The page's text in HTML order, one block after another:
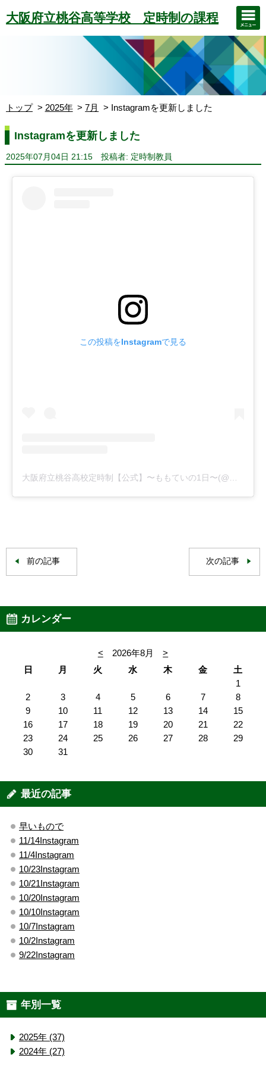
大阪府立桃谷高等学校 定時制の課程
トップ 2025年 7月 Instagramを更新しました
Instagramを更新しました
2025年07月04日 21:15 投稿者: 定時制教員
この投稿をInstagramで見る
大阪府立桃谷高校定時制【公式】〜ももていの1日〜(@momotei_official)がシェアした投稿
前の記事 次の記事
カレンダー
< 2026年8月
>
日
月 火 水 木 金
土
1
2
3 4 5 6 7
8
9
10 11 12 13 14
15
16
17 18 19 20 21
22
23
24 25 26 27 28
29
30
31
最近の記事
早いもので
11/14Instagram
11/4Instagram
10/23Instagram
10/21Instagram
10/20Instagram
10/10Instagram
10/7Instagram
10/2Instagram
9/22Instagram
年別一覧
2025年 (37)
2024年 (27)